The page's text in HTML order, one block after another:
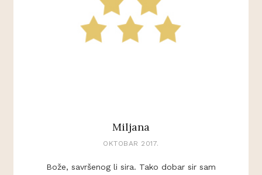
Miljana
OKTOBAR 2017.
Bože, savršenog li sira. Tako dobar sir sam